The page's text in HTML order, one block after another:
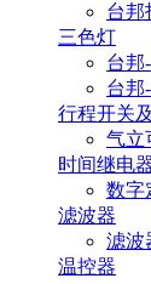
台邦
三色灯
台邦
台邦
行程开关
气立
时间继电
数字
滤波器
滤波
温控器